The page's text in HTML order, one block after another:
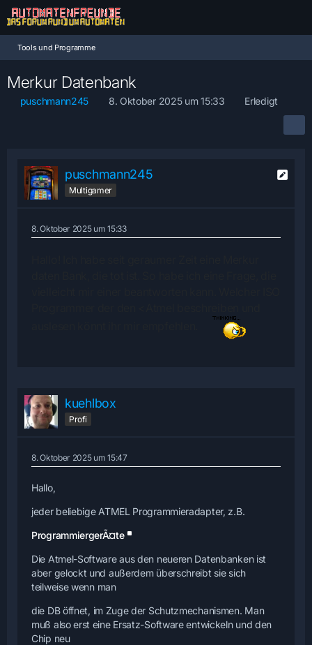
Tools und Programme
Merkur Datenbank
puschmann245 8. Oktober 2025 um 15:33 Erledigt
puschmann245
Multigamer
8. Oktober 2025 um 15:33
kuehlbox
Profi
8. Oktober 2025 um 15:47
Hallo,
jeder beliebige ATMEL Programmieradapter, z.B.
ProgrammiergerÃ¤te
Die Atmel-Software aus den neueren Datenbanken ist
aber gelockt und außerdem überschreibt sie sich
teilweise wenn man
die DB öffnet, im Zuge der Schutzmechanismen. Man
muß also erst eine Ersatz-Software entwickeln und den
Chip neu